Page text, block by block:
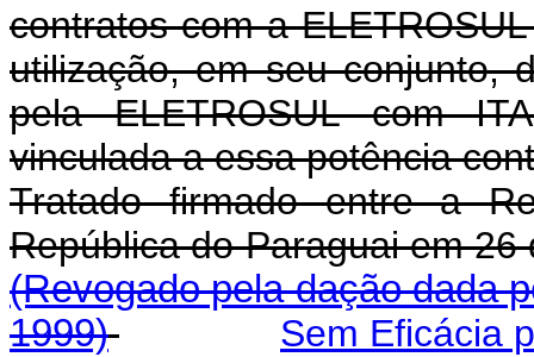
contratos com a
utilização, em seu conjunto,
pela ELETROSUL com
vinculada a essa potência
Tratado firmado entre a
República do Paraguai
(Revogado pela dação dada
1999)
Sem Eficácia